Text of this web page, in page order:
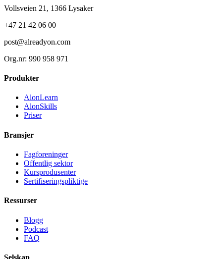
Vollsveien 21, 1366 Lysaker
+47 21 42 06 00
post@alreadyon.com
Org.nr: 990 958 971
Produkter
AlonLearn
AlonSkills
Priser
Bransjer
Fagforeninger
Offentlig sektor
Kursprodusenter
Sertifiseringspliktige
Ressurser
Blogg
Podcast
FAQ
Selskap